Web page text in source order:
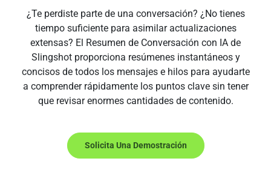
¿Te perdiste parte de una conversación? ¿No tienes
tiempo suficiente para asimilar actualizaciones
extensas? El Resumen de Conversación con IA de
Slingshot proporciona resúmenes instantáneos y
concisos de todos los mensajes e hilos para ayudarte
a comprender rápidamente los puntos clave sin tener
que revisar enormes cantidades de contenido.
Solicita Una Demostración